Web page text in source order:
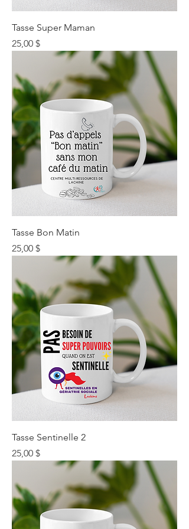
Tasse Super Maman
Prix
25,00 $
Tasse Bon Matin
Prix
25,00 $
Tasse Sentinelle 2
Prix
25,00 $